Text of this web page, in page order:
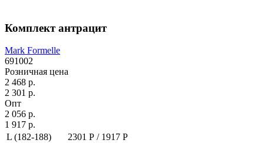
Комплект антрацит
Mark Formelle
691002
Розничная цена
2 468 р.
2 301 р.
Опт
2 056 р.
1 917 р.
L (182-188)
2301 Р / 1917 Р